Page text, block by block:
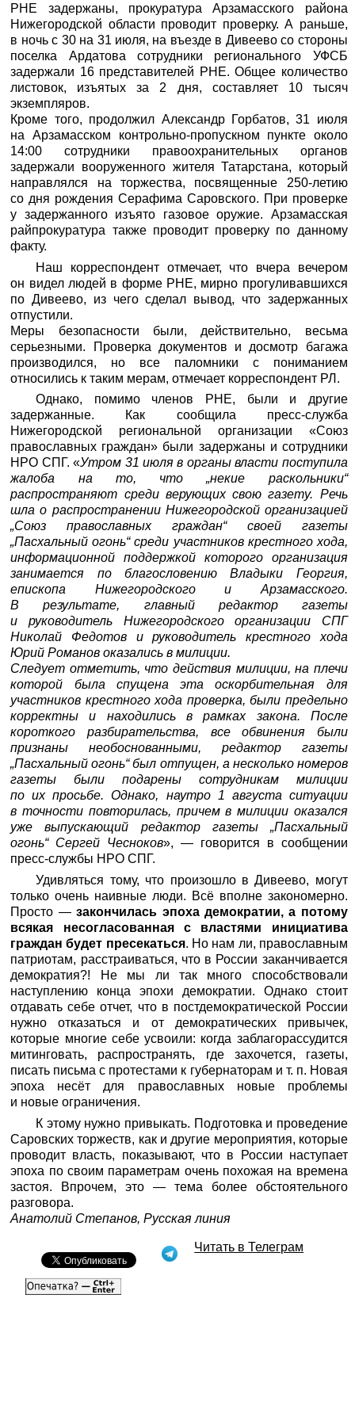
РНЕ задержаны, прокуратура Арзамасского района
Нижегородской области проводит проверку. А раньше,
в ночь с 30 на 31 июля, на въезде в Дивеeво со стороны
поселка Ардатова сотрудники регионального УФСБ
задержали 16 представителей РНЕ. Общее количество
листовок, изъятых за 2 дня, составляет 10 тысяч
экземпляров.
Кроме того, продолжил Александр Горбатов, 31 июля
на Арзамасском кoнтрольно-пропускном пункте около
14:00 сотрудники правоохранительных органов
задержали вооруженного жителя Татарстана, который
направлялся на торжества, посвященные 250-летию
со дня рождения Серафима Саровского. При проверке
у задержанного изъято газовое оружие. Арзамасская
райпрокуратура также проводит проверку по данному
факту.
Наш корреспондент отмечает, что вчера вечером
он видел людей в форме РНЕ, мирно прогуливавшихся
по Дивеево, из чего сделал вывод, что задержанных
отпустили.
Меры безопасности были, действительно, весьма
серьезными. Проверка документов и досмотр багажа
производился, но все паломники с пониманием
относились к таким мерам, отмечает корреспондент РЛ.
Однако, помимо членов РНЕ, были и другие
задержанные. Как сообщила пресс-служба
Нижегородской региональной организации «Союз
православных граждан» были задержаны и сотрудники
НРО СПГ. «Утром 31 июля в органы власти поступила
жалоба на то, что „некие раскольники“
распространяют среди верующих свою газету. Речь
шла о распространении Нижегородской организацией
„Союз православных граждан“ своей газеты
„Пасхальный огонь“ среди участников крестного хода,
информационной поддержкой которого организация
занимается по благословению Владыки Георгия,
епископа Нижегородского и Арзамасского.
В результате, главный редактор газеты
и руководитель Нижегородского организации СПГ
Николай Федотов и руководитель крестного хода
Юрий Романов оказались в милиции.
Следует отметить, что действия милиции, на плечи
которой была спущена эта оскорбительная для
участников крестного хода проверка, были предельно
корректны и находились в рамках закона. После
короткого разбирательства, все обвинения были
признаны необоснованными, редактор газеты
„Пасхальный огонь“ был отпущен, а несколько номеров
газеты были подарены сотрудникам милиции
по их просьбе. Однако, наутро 1 августа ситуации
в точности повторилась, причем в милиции оказался
уже выпускающий редактор газеты „Пасхальный
огонь“ Сергей Чесноков», — говорится в сообщении
пресс-службы НРО СПГ.
Удивляться тому, что произошло в Дивеево, могут
только очень наивные люди. Всё вполне закономерно.
Просто —закончилась эпоха демократии, а потому
всякая несогласованная с властями инициатива
граждан будет пресекаться. Но нам ли, православным
патриотам, расстраиваться, что в России заканчивается
демократия?! Не мы ли так много способствовали
наступлению конца эпохи демократии. Однако стоит
отдавать себе отчет, что в постдемократической России
нужно отказаться и от демократических привычек,
которые многие себе усвоили: когда заблагорассудится
митинговать, распространять, где захочется, газеты,
писать письма с протестами к губернаторам и т. п. Новая
эпоха несёт для православных новые проблемы
и новые ограничения.
К этому нужно привыкать. Подготовка и проведение
Саровских торжеств, как и другие мероприятия, которые
проводит власть, показывают, что в России наступает
эпоха по своим параметрам очень похожая на времена
застоя. Впрочем, это — тема более обстоятельного
разговора.
Анатолий Степанов,Русская линия
Читать в Телеграм